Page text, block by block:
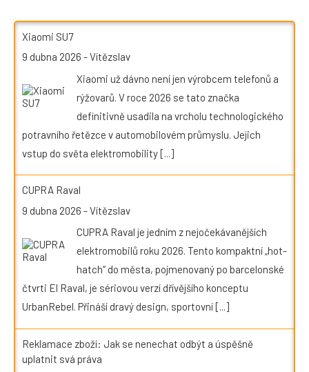
Xiaomi SU7
9 dubna 2026 -Vítězslav
Xiaomi už dávno není jen výrobcem telefonů a
rýžovarů. V roce 2026 se tato značka
definitivně usadila na vrcholu technologického
potravního řetězce v automobilovém průmyslu. Jejich
vstup do světa elektromobility[...]
CUPRA Raval
9 dubna 2026 -Vítězslav
CUPRA Raval je jedním z nejočekávanějších
elektromobilů roku 2026. Tento kompaktní „hot-
hatch“ do města, pojmenovaný po barcelonské
čtvrti El Raval, je sériovou verzí dřívějšího konceptu
UrbanRebel. Přináší dravý design, sportovní[...]
Reklamace zboží: Jak se nenechat odbýt a úspěšně
uplatnit svá práva